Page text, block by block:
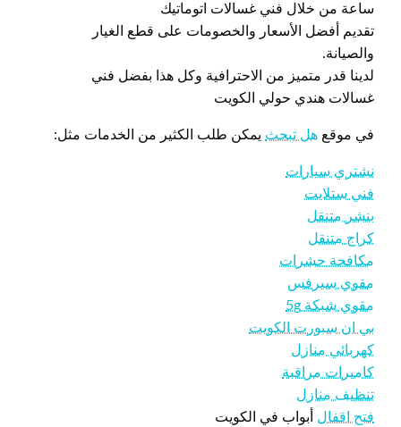
ساعة من خلال فني غسالات اتوماتيك
تقديم أفضل الأسعار والخصومات على قطع الغيار
والصيانة.
لدينا قدر متميز من الاحترافية وكل هذا بفضل فني
غسالات هندي حولي الكويت
في موقع هل تبحث يمكن طلب الكثير من الخدمات مثل:
نشتري سيارات
فني ستلايت
بنشر متنقل
كراج متنقل
مكافحة حشرات
مقوي سيرفس
مقوي شبكة 5g
بي ان سبورت الكويت
كهربائي منازل
كاميرات مراقبة
تنظيف منازل
فتح اقفال أبواب في الكويت